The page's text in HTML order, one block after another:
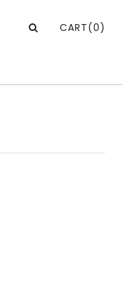
CART(0)